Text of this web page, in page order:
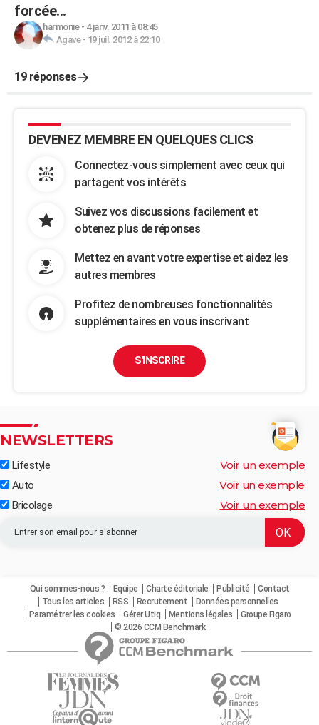
forcée...
harmonie- 4 janv. 2011 à 08:45
Agave- 19 juil. 2012 à 22:10
19 réponses
DEVENEZ MEMBRE EN QUELQUES CLICS
Connectez-vous simplement avec ceux qui
partagent vos intérêts
Suivez vos discussions facilement et
obtenez plus de réponses
Mettez en avant votre expertise et aidez les
autres membres
Profitez de nombreuses fonctionnalités
supplémentaires en vous inscrivant
S'INSCRIRE
NEWSLETTERS
Lifestyle Voir un exemple
Auto Voir un exemple
Bricolage Voir un exemple
Qui sommes-nous ? Equipe Charte éditoriale Publicité
Contact
Tous les articles
RSS Recrutement
Données personnelles
Paramétrer les cookies
Gérer Utiq Mentions légales
Groupe Figaro
© 2026 CCM Benchmark